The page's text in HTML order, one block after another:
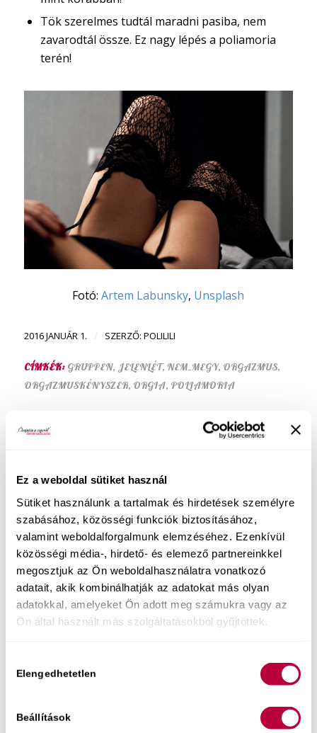
Ez a weboldal sütiket használ
Sütiket használunk a tartalmak és hirdetések személyre
szabásához, közösségi funkciók biztosításához,
valamint weboldalforgalmunk elemzéséhez. Ezenkívül
közösségi média-, hirdető- és elemező partnereinkkel
megosztjuk az Ön weboldalhasználatra vonatkozó
adatait, akik kombinálhatják az adatokat más olyan
adatokkal, amelyeket Ön adott meg számukra vagy az
Ön által használt más szolgáltatásokból gyűjtöttek.
kiválasztása
Elengedhetetlen
Beállítások
Tök szerelmes tudtál maradni pasiba, nem
zavarodtál össze. Ez nagy lépés a poliamoria
terén!
Fotó:Artem Labunsky, Unsplash
2016 JANUÁR 1. / SZERZŐ: POLILILI
CÍMKÉK: GRUPPEN, JELENLÉT, NEM_MEGY, ORGAZMUS,
ORGAZMUSKÉNYSZER, ORGIA, POLIAMORIA
Közelgő eseményeim:
Augusztus 6. Szex-újraindító est
mindennapokba visszahozni az intimitást és
minőségi szexuális kapcsolódást. Az alkalom 2.
megoldási stratégiákat adok a te egyedi